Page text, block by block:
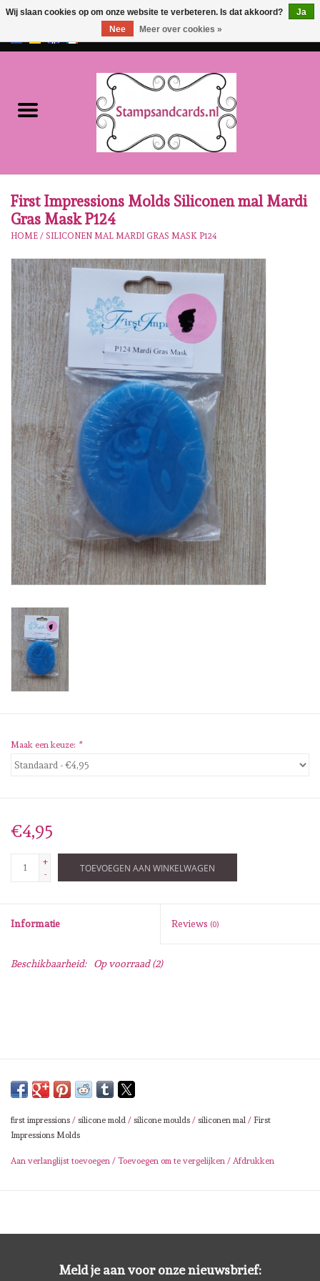
EUR/GBP
NIEUW!!
Workshops
Onze Merken
Mallen
Stempels
Stempelinkt
Stempelaccesoires
Papier (blokjes) &
Embellishments
Embellishment/bedeltjes
Mixed Media
Diversen
Embossingpoeders
Lint
schudmateriaal
Lesia Zgharda
OLO Markers
Impronte D'autore
Uitverkoop
First Impressions Molds Siliconen mal Mardi
Gras Mask P124
HOME / SILICONEN MAL MARDI GRAS MASK P124
Maak een keuze: *
€4,95
+
-
TOEVOEGEN AAN WINKELWAGEN
Informatie Reviews (0)
Beschikbaarheid: Op voorraad(2)
first impressions / silicone mold / silicone moulds / siliconen mal / First
Impressions Molds
Aan verlanglijst toevoegen / Toevoegen om te vergelijken / Afdrukken
Meld je aan voor onze nieuwsbrief:
Wij slaan cookies op om onze website te verbeteren. Is dat akkoord?
Ja
Nee
Meer over cookies »